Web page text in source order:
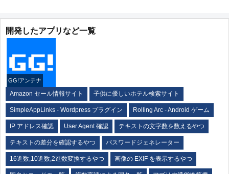
開発したアプリなど一覧
GG!アンテナ
Amazon セール情報サイト 子供に優しいホテル検索サイト
SimpleAppLinks - Wordpress プラグイン Rolling Arc - Android ゲーム
IP アドレス確認 User Agent 確認 テキストの文字数を数えるやつ
テキストの差分を確認するやつ パスワードジェネレーター
16進数,10進数,2進数変換するやつ 画像の EXIF を表示するやつ